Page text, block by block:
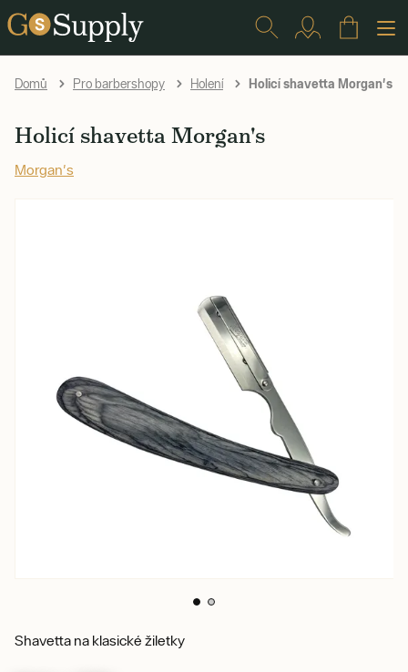
Domů Pro barbershopy Holení Holicí shavetta Morgan's
Holicí shavetta Morgan's
Morgan's
Shavetta na klasické žiletky